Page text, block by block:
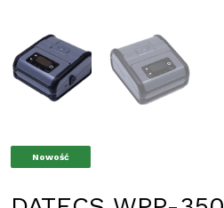
Nowość